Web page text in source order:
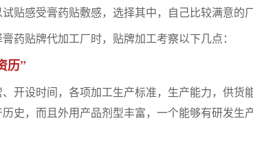
贴感受膏药贴敷感，选择其中，自己比较满意的厂
贴牌代加工厂时，贴牌加工考察以下几点：
历”
设时间，各项加工生产标准，生产能力，供货
史，而且外用产品剂型丰富，一个能够有研发生